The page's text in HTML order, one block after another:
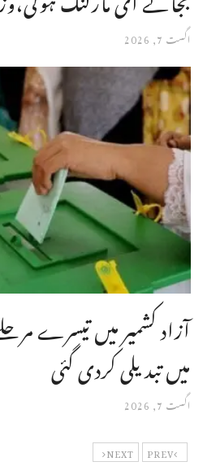
اگست 7, 2026
آزاد کشمیر میں تیسرے
میں تبدیلی کردی گئی
اگست 7, 2026
PREV
NEXT